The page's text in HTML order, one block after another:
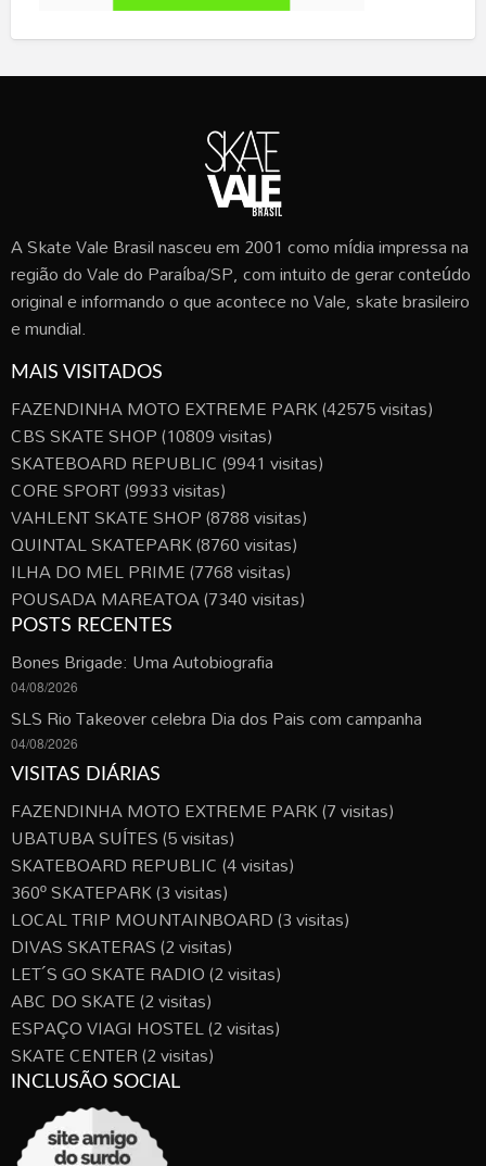
A Skate Vale Brasil nasceu em 2001 como mídia impressa na
região do Vale do Paraíba/SP, com intuito de gerar conteúdo
original e informando o que acontece no Vale, skate brasileiro
e mundial.
MAIS VISITADOS
FAZENDINHA MOTO EXTREME PARK(42575 visitas)
CBS SKATE SHOP(10809 visitas)
SKATEBOARD REPUBLIC(9941 visitas)
CORE SPORT(9933 visitas)
VAHLENT SKATE SHOP(8788 visitas)
QUINTAL SKATEPARK(8760 visitas)
ILHA DO MEL PRIME(7768 visitas)
POUSADA MAREATOA(7340 visitas)
POSTS RECENTES
Bones Brigade: Uma Autobiografia
04/08/2026
SLS Rio Takeover celebra Dia dos Pais com campanha
04/08/2026
VISITAS DIÁRIAS
FAZENDINHA MOTO EXTREME PARK(7 visitas)
UBATUBA SUÍTES(5 visitas)
SKATEBOARD REPUBLIC(4 visitas)
360º SKATEPARK(3 visitas)
LOCAL TRIP MOUNTAINBOARD(3 visitas)
DIVAS SKATERAS(2 visitas)
LET´S GO SKATE RADIO(2 visitas)
ABC DO SKATE(2 visitas)
ESPAÇO VIAGI HOSTEL(2 visitas)
SKATE CENTER(2 visitas)
INCLUSÃO SOCIAL